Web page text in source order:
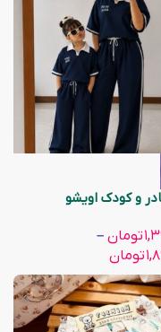
و کودک اویشو
تومان –
تومان